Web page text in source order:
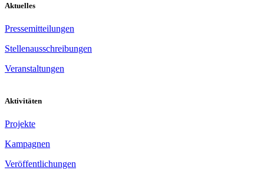
Aktuelles
Pressemitteilungen
Stellenausschreibungen
Veranstaltungen
Aktivitäten
Projekte
Kampagnen
Veröffentlichungen